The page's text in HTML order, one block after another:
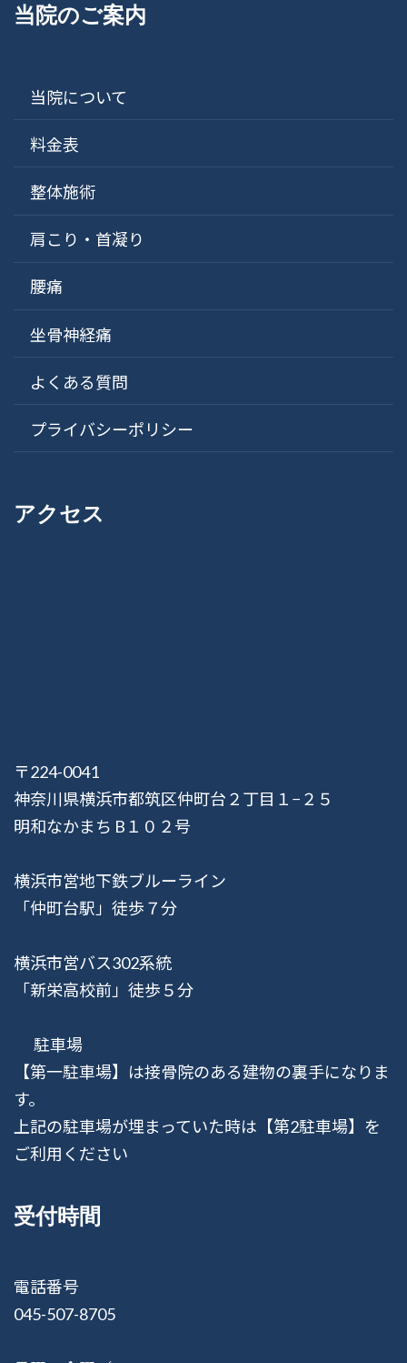
当院のご案内
当院について
料金表
整体施術
肩こり・首凝り
腰痛
坐骨神経痛
よくある質問
プライバシーポリシー
アクセス
〒224-0041
神奈川県横浜市都筑区仲町台２丁目１−２５
明和なかまち B１０２号
横浜市営地下鉄ブルーライン
「仲町台駅」徒歩７分
横浜市営バス302系統
「新栄高校前」徒歩５分
駐車場
【第一駐車場】は接骨院のある建物の裏手になりま
す。
上記の駐車場が埋まっていた時は【第2駐車場】を
ご利用ください
受付時間
電話番号
045-507-8705